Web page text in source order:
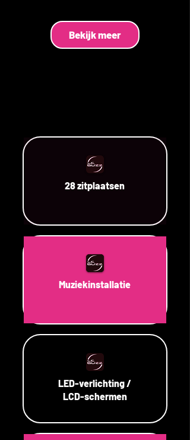
Bekijk meer
28 zitplaatsen
Muziekinstallatie
LED-verlichting /
LCD-schermen